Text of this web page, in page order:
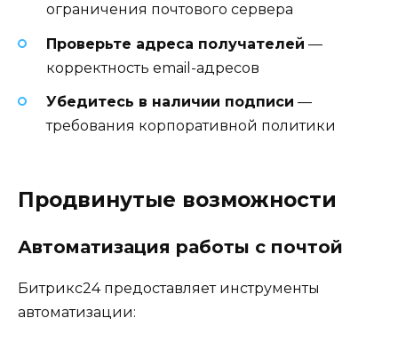
ограничения почтового сервера
Проверьте адреса получателей —
корректность email-адресов
Убедитесь в наличии подписи —
требования корпоративной политики
Продвинутые возможности
Автоматизация работы с почтой
Битрикс24 предоставляет инструменты
автоматизации: